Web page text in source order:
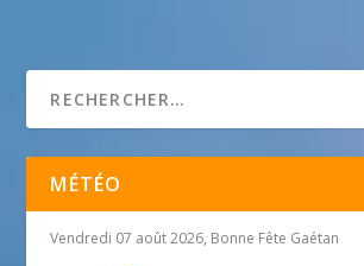
MÉTÉO
Vendredi 07 août 2026, Bonne Fête Gaétan